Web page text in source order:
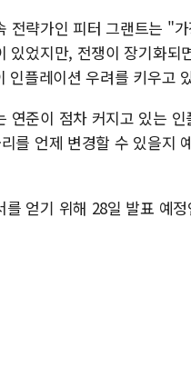
전략가인 피터 그랜트는 "
었지만, 전쟁이 장기화되
플레이션 우려를 키우고
연준이 점차 커지고 있는
를 언제 변경할 수 있을지
얻기 위해 28일 발표 예